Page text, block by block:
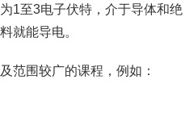
1至3电子伏特，介于导体和绝
就能导电。
范围较广的课程，例如：